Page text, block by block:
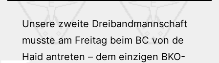
Unsere zweite Dreibandmannschaft
musste am Freitag beim BC von de
Haid antreten – dem einzigen BKO-